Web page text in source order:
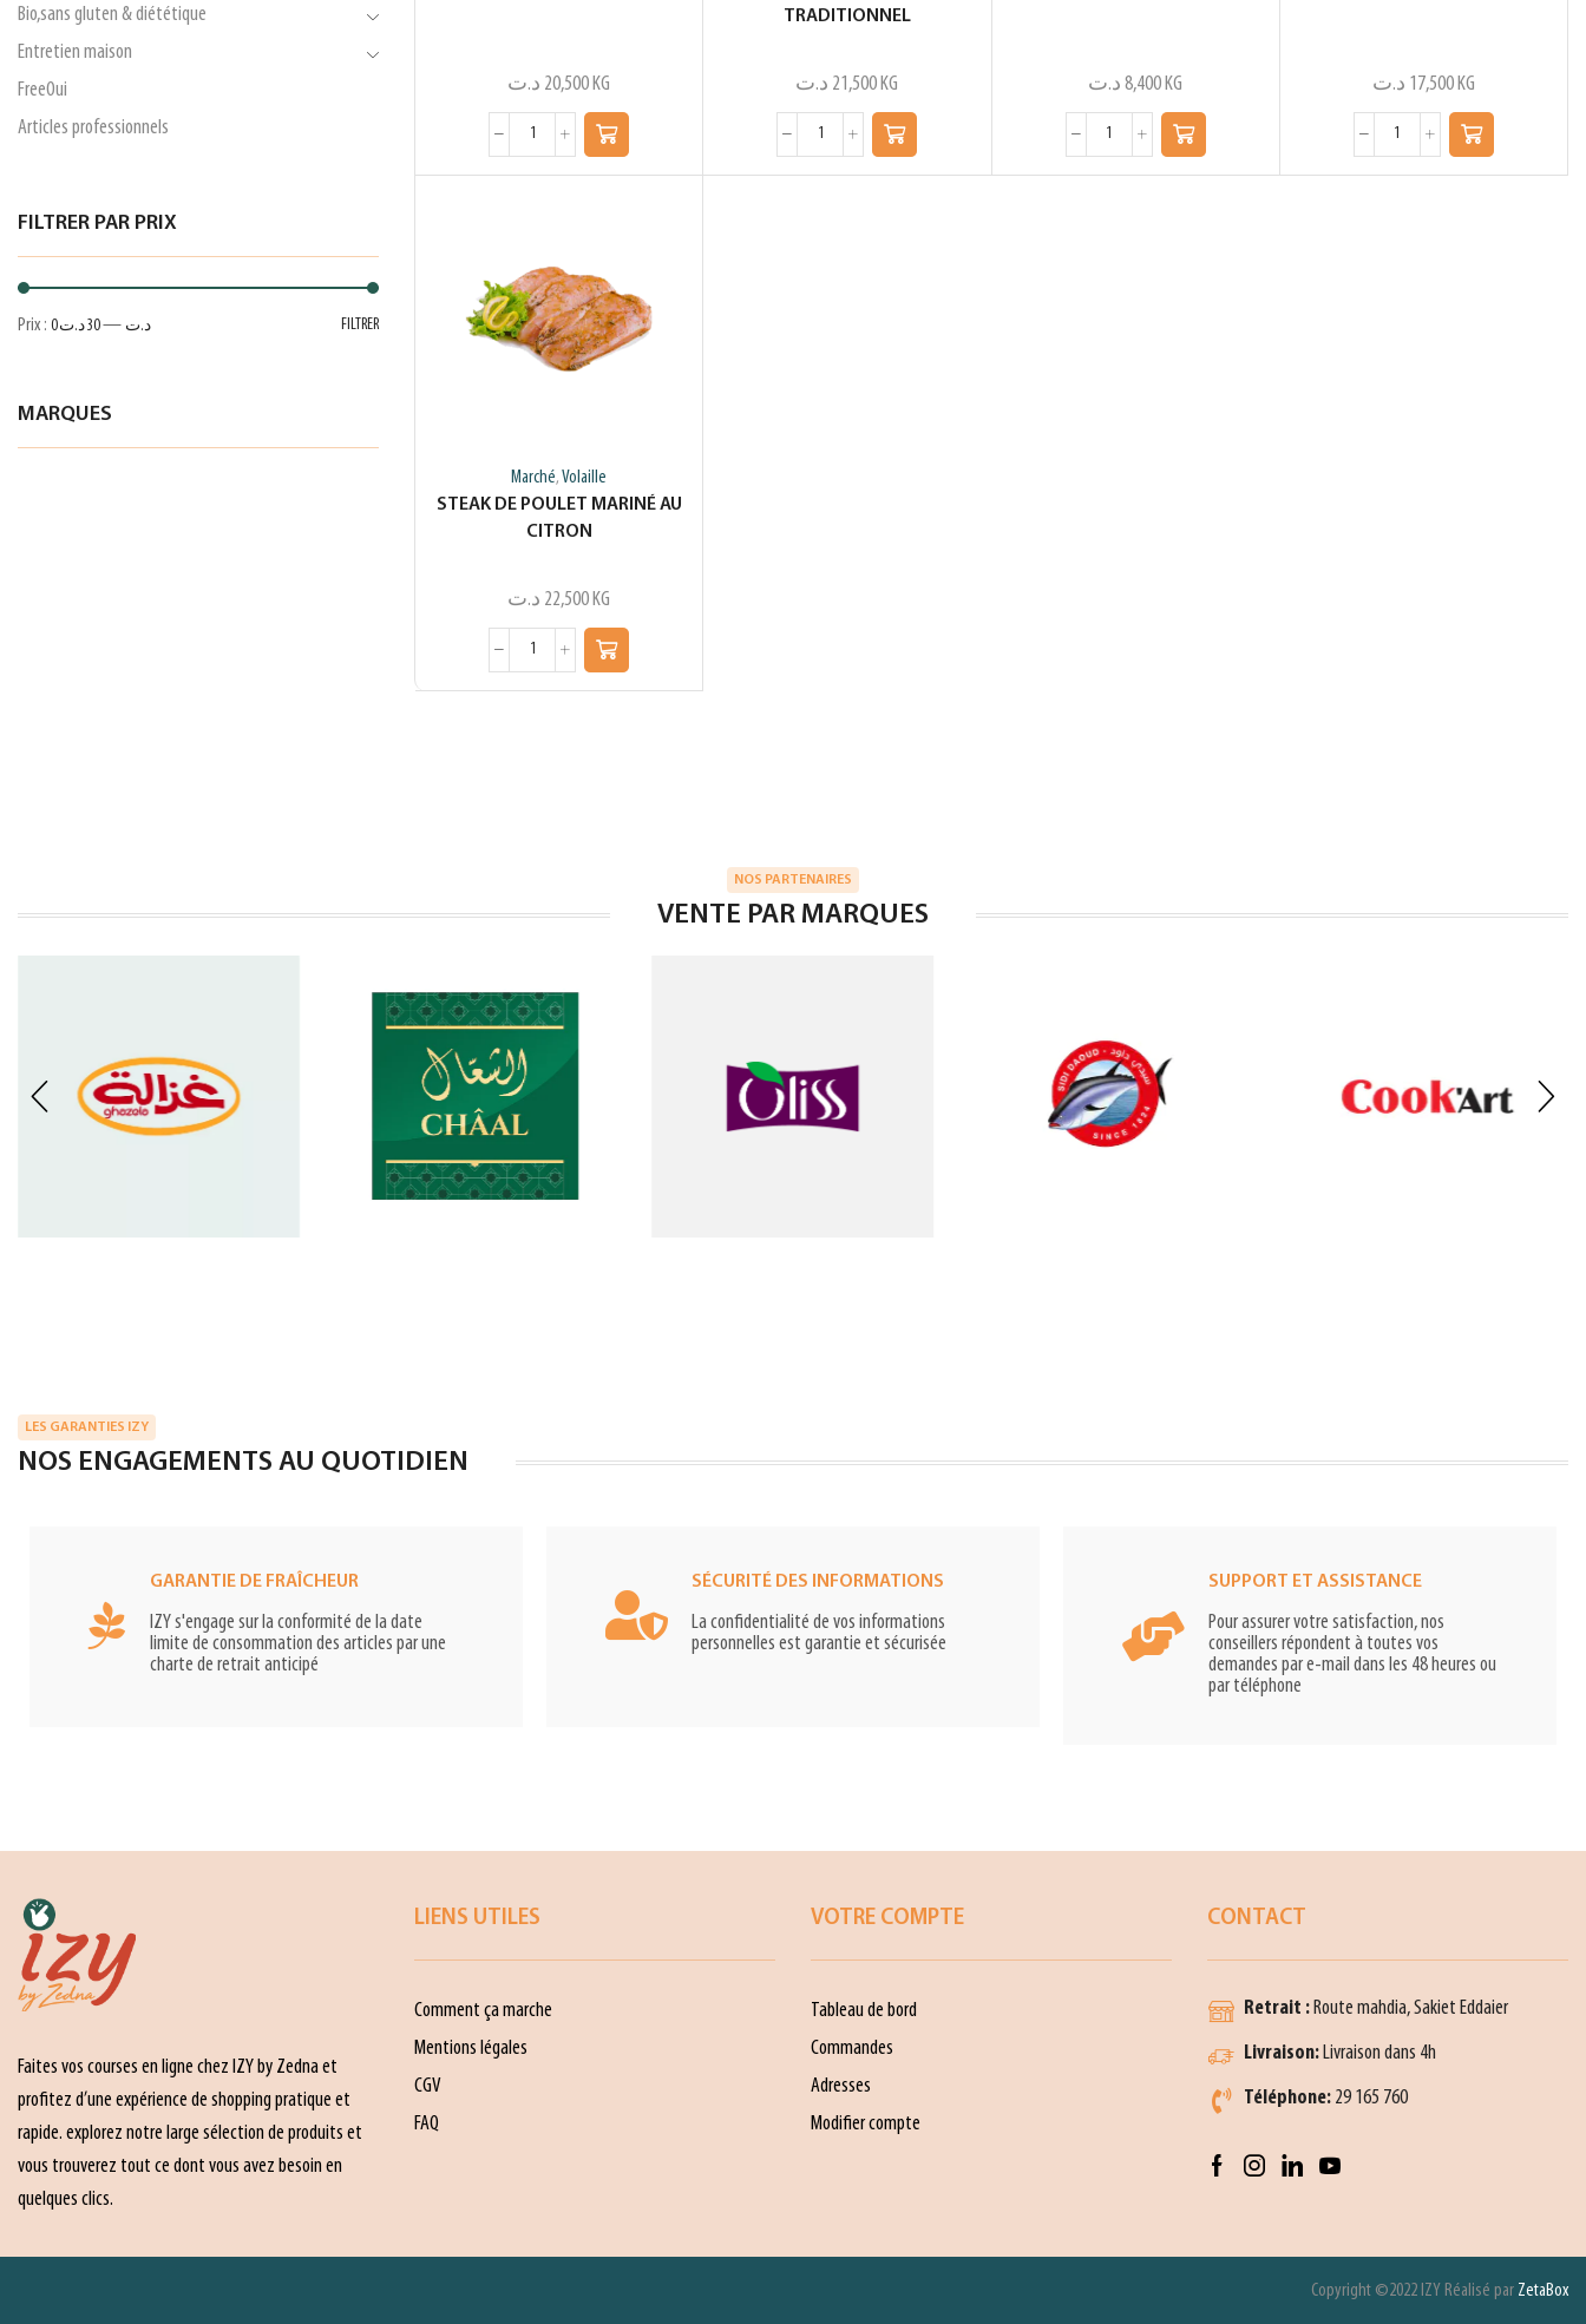
20,500 د.ت KG
TRADITIONNEL
21,500 د.ت KG 8,400 د.ت KG 17,500 د.ت KG
Marché,Volaille
STEAK DE POULET MARINÉ AU
CITRON
22,500 د.ت KG
Bio,sans gluten & diététique
Entretien maison
FreeOui
Articles professionnels
FILTRER PAR PRIX
FILTRER
Prix : 0 د.ت —30 د.ت
MARQUES
NOS PARTENAIRES
VENTE PAR MARQUES
LES GARANTIES IZY
NOS ENGAGEMENTS AU QUOTIDIEN
GARANTIE DE FRAÎCHEUR
IZY s'engage sur la conformité de la date
limite de consommation des articles par une
charte de retrait anticipé
SÉCURITÉ DES INFORMATIONS
La confidentialité de vos informations
personnelles est garantie et sécurisée
SUPPORT ET ASSISTANCE
Pour assurer votre satisfaction, nos
conseillers répondent à toutes vos
demandes par e-mail dans les 48 heures ou
par téléphone
Faites vos courses en ligne chez IZY by Zedna et
profitez d’une expérience de shopping pratique et
rapide. explorez notre large sélection de produits et
vous trouverez tout ce dont vous avez besoin en
quelques clics.
LIENS UTILES
Comment ça marche
Mentions légales
CGV
FAQ
VOTRE COMPTE
Tableau de bord
Commandes
Adresses
Modifier compte
CONTACT
Retrait :Route mahdia, Sakiet Eddaier
Livraison:Livraison dans 4h
Téléphone: 29 165 760
Copyright ©2022 IZY Réalisé par ZetaBox